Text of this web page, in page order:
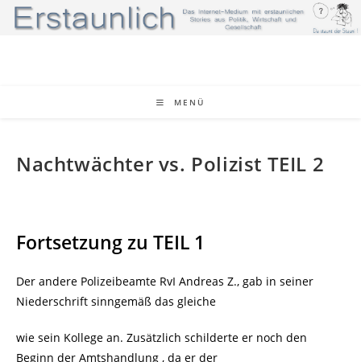
Zum
Inhalt
MENÜ
Nachtwächter vs. Polizist TEIL 2
Fortsetzung zu TEIL 1
Der andere Polizeibeamte RvI Andreas Z., gab in seiner
Niederschrift sinngemäß das gleiche
wie sein Kollege an. Zusätzlich schilderte er noch den
Beginn der Amtshandlung , da er der